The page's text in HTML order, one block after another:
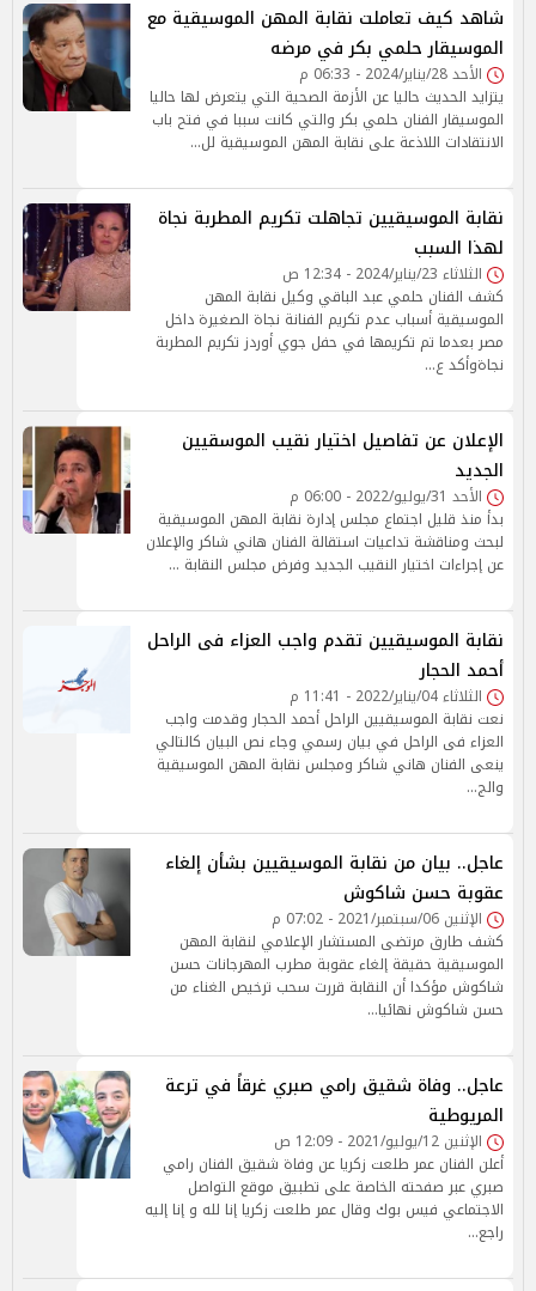
شاهد كيف تعاملت نقابة المهن الموسيقية مع
الموسيقار حلمي بكر في مرضه
الأحد 28/يناير/2024 - 06:33 م
يتزايد الحديث حاليا عن الأزمة الصحية التي يتعرض لها حاليا
الموسيقار الفنان حلمي بكر والتي كانت سببا في فتح باب
الانتقادات اللاذعة على نقابة المهن الموسيقية لل…
نقابة الموسيقيين تجاهلت تكريم المطربة نجاة
لهذا السبب
الثلاثاء 23/يناير/2024 - 12:34 ص
كشف الفنان حلمي عبد الباقي وكيل نقابة المهن
الموسيقية أسباب عدم تكريم الفنانة نجاة الصغيرة داخل
مصر بعدما تم تكريمها في حفل جوي أوردز تكريم المطربة
نجاةوأكد ع…
الإعلان عن تفاصيل اختيار نقيب الموسقيين
الجديد
الأحد 31/يوليو/2022 - 06:00 م
بدأ منذ قليل اجتماع مجلس إدارة نقابة المهن الموسيقية
لبحث ومناقشة تداعيات استقالة الفنان هاني شاكر والإعلان
عن إجراءات اختيار النقيب الجديد وفرض مجلس النقابة …
نقابة الموسيقيين تقدم واجب العزاء فى الراحل
أحمد الحجار
الثلاثاء 04/يناير/2022 - 11:41 م
نعت نقابة الموسيقيين الراحل أحمد الحجار وقدمت واجب
العزاء فى الراحل في بيان رسمي وجاء نص البيان كالتالي
ينعى الفنان هاني شاكر ومجلس نقابة المهن الموسيقية
والج…
عاجل.. بيان من نقابة الموسيقيين بشأن إلغاء
عقوبة حسن شاكوش
الإثنين 06/سبتمبر/2021 - 07:02 م
كشف طارق مرتضى المستشار الإعلامي لنقابة المهن
الموسيقية حقيقة إلغاء عقوبة مطرب المهرجانات حسن
شاكوش مؤكدا أن النقابة قررت سحب ترخيص الغناء من
حسن شاكوش نهائيا…
عاجل.. وفاة شقيق رامي صبري غرقاً في ترعة
المريوطية
الإثنين 12/يوليو/2021 - 12:09 ص
أعلن الفنان عمر طلعت زكريا عن وفاة شقيق الفنان رامي
صبري عبر صفحته الخاصة على تطبيق موقع التواصل
الاجتماعي فيس بوك وقال عمر طلعت زكريا إنا لله و إنا إليه
راجع…